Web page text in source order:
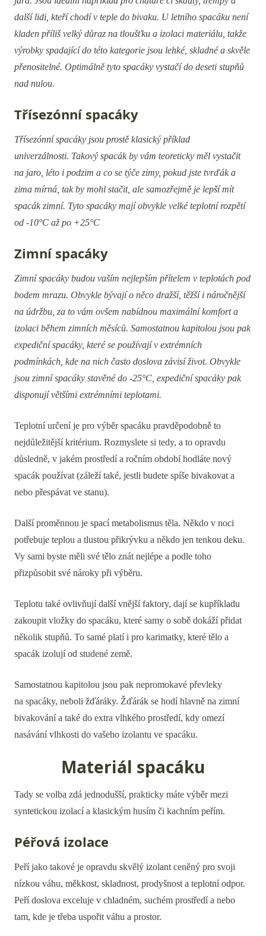
další lidi, kteří chodí v teple do bivaku. U letního spacáku není
kladen příliš velký důraz na tloušťku a izolaci materiálu, takže
výrobky spadající do této kategorie jsou lehké, skladné a skvěle
přenositelné. Optimálně tyto spacáky vystačí do deseti stupňů
nad nulou.
Třísezónní spacáky
Třísezónní spacáky jsou prostě klasický příklad
univerzálnosti. Takový spacák by vám teoreticky měl vystačit
na jaro, léto i podzim a co se týče zimy, pokud jste tvrďák a
zima mírná, tak by mohl stačit, ale samozřejmě je lepší mít
spacák zimní. Tyto spacáky mají obvykle velké teplotní rozpětí
od -10°C až po +25°C
Zimní spacáky
Zimní spacáky budou vaším nejlepším přítelem v teplotách pod
bodem mrazu. Obvykle bývají o něco dražší, těžší i náročnější
na údržbu, za to vám ovšem nabídnou maximální komfort a
izolaci během zimních měsíců. Samostatnou kapitolou jsou pak
expediční spacáky, které se používají v extrémních
podmínkách, kde na nich často doslova závisí život. Obvykle
jsou zimní spacáky stavěné do -25°C, expediční spacáky pak
disponují většími extrémními teplotami.
Teplotní určení je pro výběr spacáku pravděpodobně to
nejdůležitější kritérium. Rozmyslete si tedy, a to opravdu
důsledně, v jakém prostředí a ročním období hodláte nový
spacák používat (záleží také, jestli budete spíše bivakovat a
nebo přespávat ve stanu).
Další proměnnou je spací metabolismus těla. Někdo v noci
potřebuje teplou a tlustou přikrývku a někdo jen tenkou deku.
Vy sami byste měli své tělo znát nejlépe a podle toho
přizpůsobit své nároky při výběru.
Teplotu také ovlivňují další vnější faktory, dají se kupříkladu
zakoupit vložky do spacáku, které samy o sobě dokáží přidat
několik stupňů. To samé platí i pro karimatky, které tělo a
spacák izolují od studené země.
Samostatnou kapitolou jsou pak nepromokavé převleky
na spacáky, neboli žďáráky. Žďárák se hodí hlavně na zimní
bivakování a také do extra vlhkého prostředí, kdy omezí
nasávání vlhkosti do vašeho izolantu ve spacáku.
Materiál spacáku
Tady se volba zdá jednodušší, prakticky máte výběr mezi
syntetickou izolací a klasickým husím či kachním peřím.
Péřová izolace
Peří jako takové je opravdu skvělý izolant ceněný pro svoji
nízkou váhu, měkkost, skladnost, prodyšnost a teplotní odpor.
Peří doslova exceluje v chladném, suchém prostředí a nebo
tam, kde je třeba uspořit váhu a prostor.